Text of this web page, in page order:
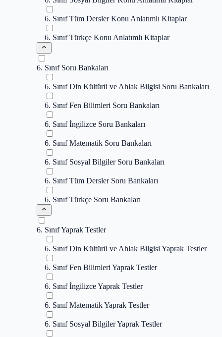
6. Sınıf Tüm Dersler Konu Anlatımlı Kitaplar
6. Sınıf Türkçe Konu Anlatımlı Kitaplar
6. Sınıf Soru Bankaları
6. Sınıf Din Kültürü ve Ahlak Bilgisi Soru Bankaları
6. Sınıf Fen Bilimleri Soru Bankaları
6. Sınıf İngilizce Soru Bankaları
6. Sınıf Matematik Soru Bankaları
6. Sınıf Sosyal Bilgiler Soru Bankaları
6. Sınıf Tüm Dersler Soru Bankaları
6. Sınıf Türkçe Soru Bankaları
6. Sınıf Yaprak Testler
6. Sınıf Din Kültürü ve Ahlak Bilgisi Yaprak Testler
6. Sınıf Fen Bilimleri Yaprak Testler
6. Sınıf İngilizce Yaprak Testler
6. Sınıf Matematik Yaprak Testler
6. Sınıf Sosyal Bilgiler Yaprak Testler